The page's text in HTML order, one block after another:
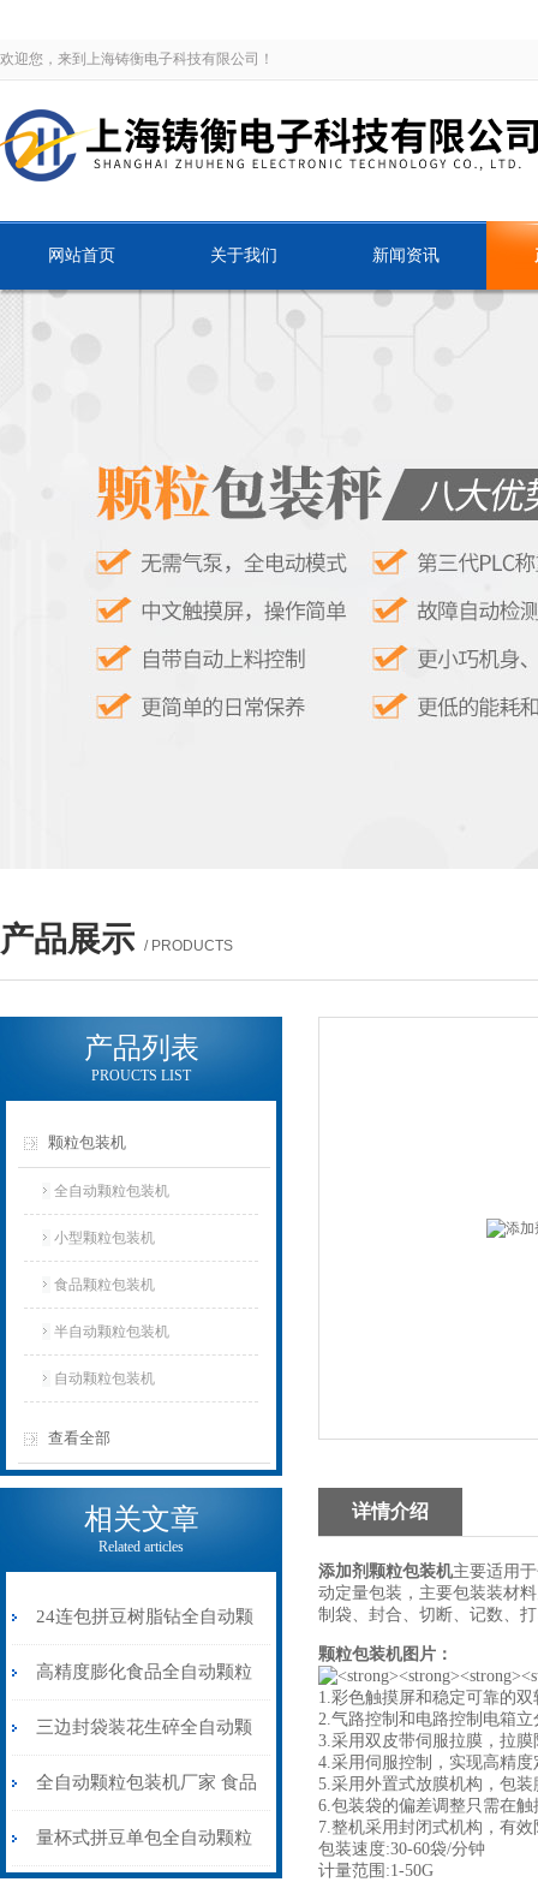
欢迎您，来到上海铸衡电子科技有限公司！
网站首页 关于我们 新闻资讯
产品展示 / PRODUCTS
产品列表
PROUCTS LIST
颗粒包装机
全自动颗粒包装机
小型颗粒包装机
食品颗粒包装机
半自动颗粒包装机
自动颗粒包装机
查看全部
相关文章
Related articles
24连包拼豆树脂钻全自动颗
粒包装机高精度防静电
高精度膨化食品全自动颗粒
包装机15-35克\包
三边封袋装花生碎全自动颗
粒包装机1000克\包
全自动颗粒包装机厂家 食品
大米小米白糖食盐包装机
量杯式拼豆单包全自动颗粒
详情介绍
添加剂颗粒包装机主要适用
动定量包装，主要包装装材
制袋、封合、切断、记数、
颗粒包装机图片：
1.彩色触摸屏和稳定可靠的
2.气路控制和电路控制电箱
3.采用双皮带伺服拉膜，拉
4.采用伺服控制，实现高精
5.采用外置式放膜机构，包
6.包装袋的偏差调整只需在
7.整机采用封闭式机构，有
包装速度:30-60袋/分钟
计量范围:1-50G